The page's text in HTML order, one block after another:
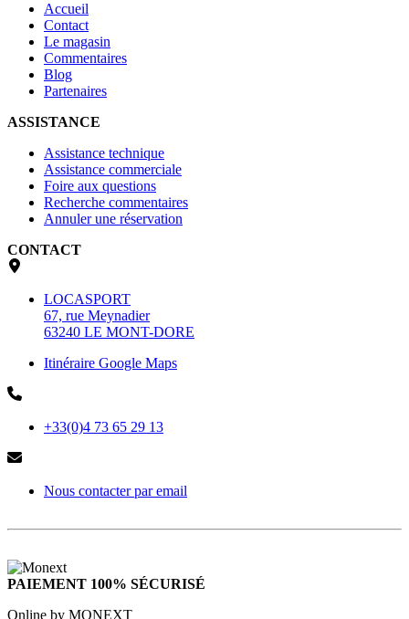
Accueil
Contact
Le magasin
Commentaires
Blog
Partenaires
ASSISTANCE
Assistance technique
Assistance commerciale
Foire aux questions
Recherche commentaires
Annuler une réservation
CONTACT
LOCASPORT
67, rue Meynadier
63240 LE MONT-DORE
Itinéraire Google Maps
+33(0)4 73 65 29 13
Nous contacter par email
PAIEMENT 100% SÉCURISÉ
Online by MONEXT